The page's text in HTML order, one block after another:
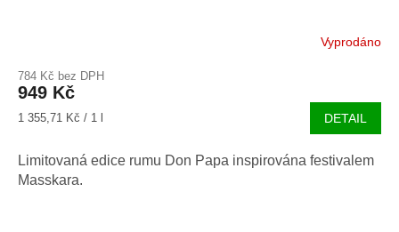
Vyprodáno
784 Kč bez DPH
949 Kč
Měrná
1 355,71 Kč / 1 l DETAIL
Limitovaná edice rumu Don Papa inspirována festivalem
Masskara.